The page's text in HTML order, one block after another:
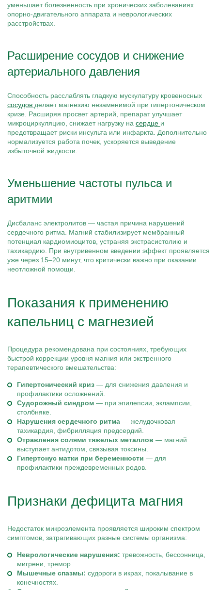
уменьшает болезненность при хронических заболеваниях
опорно-двигательного аппарата и неврологических
расстройствах.
Расширение сосудов и снижение
артериального давления
Способность расслаблять гладкую мускулатуру кровеносных
сосудов делает магнезию незаменимой при гипертоническом
кризе. Расширяя просвет артерий, препарат улучшает
микроциркуляцию, снижает нагрузку на сердце и
предотвращает риски инсульта или инфаркта. Дополнительно
нормализуется работа почек, ускоряется выведение
избыточной жидкости.
Уменьшение частоты пульса и
аритмии
Дисбаланс электролитов — частая причина нарушений
сердечного ритма. Магний стабилизирует мембранный
потенциал кардиомиоцитов, устраняя экстрасистолию и
тахикардию. При внутривенном введении эффект проявляется
уже через 15–20 минут, что критически важно при оказании
неотложной помощи.
Показания к применению
капельниц с магнезией
Процедура рекомендована при состояниях, требующих
быстрой коррекции уровня магния или экстренного
терапевтического вмешательства:
Гипертонический криз — для снижения давления и
профилактики осложнений.
Судорожный синдром — при эпилепсии, эклампсии,
столбняке.
Нарушения сердечного ритма — желудочковая
тахикардия, фибрилляция предсердий.
Отравления солями тяжелых металлов — магний
выступает антидотом, связывая токсины.
Гипертонус матки при беременности — для
профилактики преждевременных родов.
Признаки дефицита магния
Недостаток микроэлемента проявляется широким спектром
симптомов, затрагивающих разные системы организма:
Неврологические нарушения: тревожность, бессонница,
мигрени, тремор.
Мышечные спазмы: судороги в икрах, покалывание в
конечностях.